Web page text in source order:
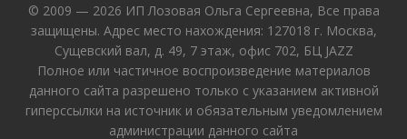
© 2009 — 2026 ИП Лозовая Ольга Сергеевна, Все права
защищены. Адрес место нахождения: 127018 г. Москва,
Сущевский вал, д. 49, 7 этаж, офис 702, БЦ JAZZ
Полное или частичное воспроизведение материалов
данного сайта разрешено только с указанием активной
гиперссылки на источник и обязательным уведомлением
администрации данного сайта